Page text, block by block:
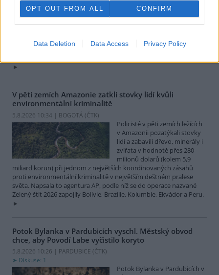
OPT OUT FROM ALL CONFIRM
Data Deletion Data Access Privacy Policy
na Semilsku zažívají za
současných tropických teplot
nečekaný nápor. Jde sice o
Libereckém kraji, které má stálou teplotu mezi 7,5 až devíti stupni
Celsia, přesto v minulosti podle vedoucího Bozkovských jeskyní
V pěti zemích Amazonie zatkli stovky lidí kvůli
environmentální kriminalitě
5.8.2026 10:34 | BOGOTÁ (ČTK)
Policisté v pěti zemích ležících
v Amazonii pozatýkali stovky
lidí a zabavili dřevo, minerály i
zvířata v hodnotě přes 280
milionů dolarů (kolem 5,9
miliard korun) při jednom z největších koordinovaných zásahů
proti environmentální kriminalitě v největším deštném pralese
světa. Napsala to agentura AP, podle níž se do operace nazvané
Zelený štít 2026 zapojily Bolívie, Brazílie, Kolumbie, Ekvádor a Peru.
Potok Bylanka v Pardubicích vyschl. Městský obvod
chce, aby Povodí Labe vyčistilo koryto
5.8.2026 10:26 | PARDUBICE (ČTK)
Diskuse: 1
Potok Bylanka v Pardubicích v